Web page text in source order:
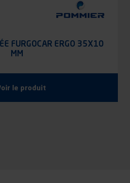
FURGOCAR ERGO 35X10
MM
le produit